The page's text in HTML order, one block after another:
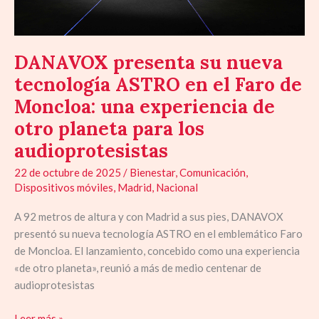
DANAVOX presenta su nueva
tecnología ASTRO en el Faro de
Moncloa: una experiencia de
otro planeta para los
audioprotesistas
22 de octubre de 2025 / Bienestar,Comunicación,
Dispositivos móviles, Madrid, Nacional
A 92 metros de altura y con Madrid a sus pies, DANAVOX
presentó su nueva tecnología ASTRO en el emblemático Faro
de Moncloa. El lanzamiento, concebido como una experiencia
«de otro planeta», reunió a más de medio centenar de
audioprotesistas
una
experiencia
de
otro
planeta
para
audioprotesistas